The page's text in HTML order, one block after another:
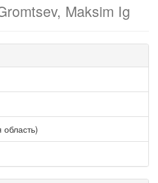
Maksim Ig
область)